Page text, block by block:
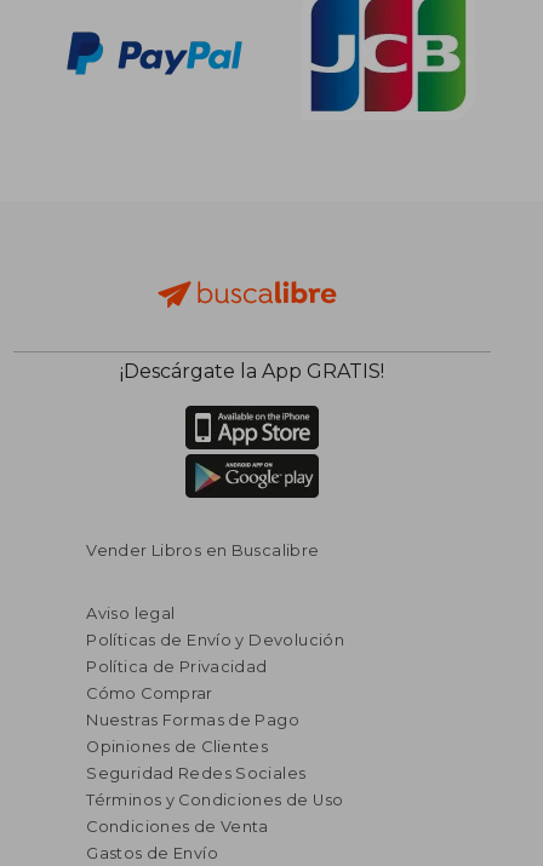
¡Descárgate la App GRATIS!
Vender Libros en Buscalibre
Aviso legal
Políticas de Envío y Devolución
Política de Privacidad
Cómo Comprar
Nuestras Formas de Pago
Opiniones de Clientes
Seguridad Redes Sociales
Términos y Condiciones de Uso
Condiciones de Venta
Gastos de Envío